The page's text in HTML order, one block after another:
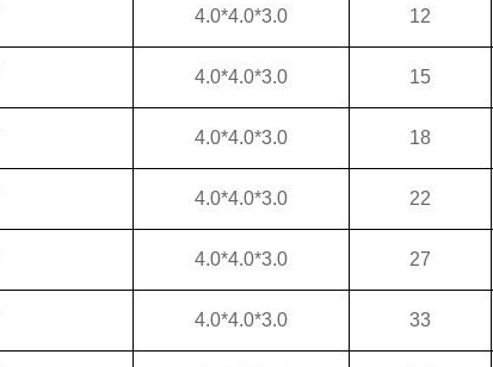
4.0*4.0*3.0 12
4.0*4.0*3.0 15
4.0*4.0*3.0 18
4.0*4.0*3.0 22
4.0*4.0*3.0 27
4.0*4.0*3.0 33